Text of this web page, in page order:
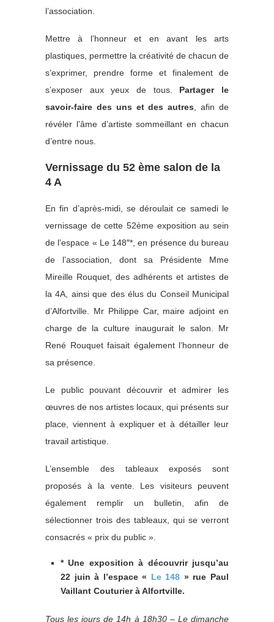
l’association.
Mettre à l’honneur et en avant les arts
plastiques, permettre la créativité de chacun de
s’exprimer, prendre forme et finalement de
s’exposer aux yeux de tous. Partager le
savoir-faire des uns et des autres, afin de
révéler l’âme d’artiste sommeillant en chacun
d’entre nous.
Vernissage du 52 ème salon de la
4 A
En fin d’après-midi, se déroulait ce samedi le
vernissage de cette 52ème exposition au sein
de l’espace « Le 148″*, en présence du bureau
de l’association, dont sa Présidente Mme
Mireille Rouquet, des adhérents et artistes de
la 4A, ainsi que des élus du Conseil Municipal
d’Alfortville. Mr Philippe Car, maire adjoint en
charge de la culture inaugurait le salon. Mr
René Rouquet faisait également l’honneur de
sa présence.
Le public pouvant découvrir et admirer les
œuvres de nos artistes locaux, qui présents sur
place, viennent à expliquer et à détailler leur
travail artistique.
L’ensemble des tableaux exposés sont
proposés à la vente. Les visiteurs peuvent
également remplir un bulletin, afin de
sélectionner trois des tableaux, qui se verront
consacrés « prix du public ».
* Une exposition à découvrir jusqu’au
22 juin à l’espace « Le 148 » rue Paul
Vaillant Couturier à Alfortville.
Tous les jours de 14h à 18h30 – Le dimanche